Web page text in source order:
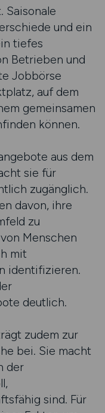
Saisonale
und ein
tiefes
Betrieben und
Jobbörse
auf dem
gemeinsamen
können.
aus dem
sie für
zugänglich.
davon, ihre
zu
Menschen
mit
identifizieren.
deutlich.
zudem zur
bei. Sie macht
der
sind. Für